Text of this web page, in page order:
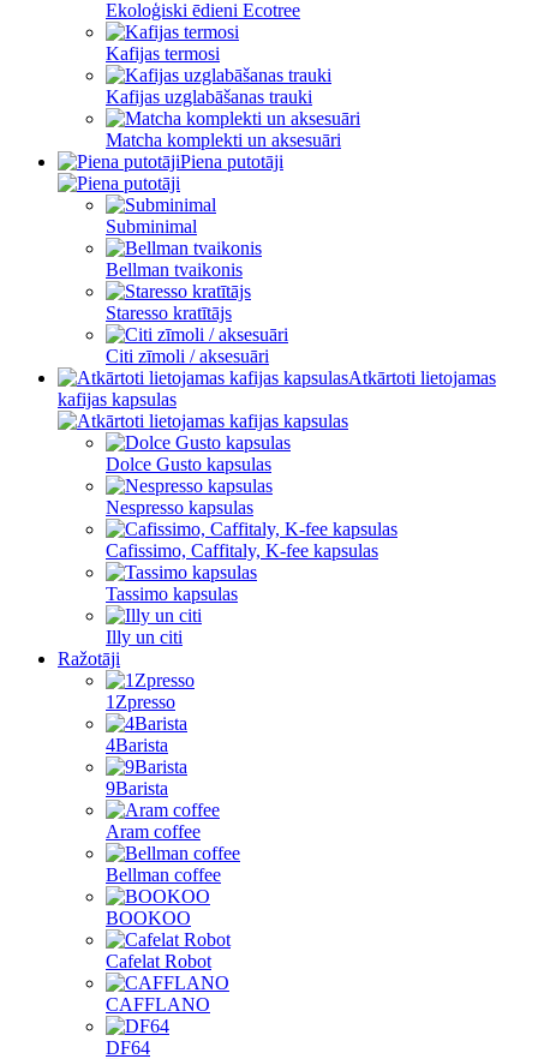
Ekoloģiski ēdieni Ecotree
Kafijas termosi
Kafijas uzglabāšanas trauki
Matcha komplekti un aksesuāri
Piena putotāji
Subminimal
Bellman tvaikonis
Staresso kratītājs
Citi zīmoli / aksesuāri
Atkārtoti lietojamas
kafijas kapsulas
Dolce Gusto kapsulas
Nespresso kapsulas
Cafissimo, Caffitaly, K-fee kapsulas
Tassimo kapsulas
Illy un citi
Ražotāji
1Zpresso
4Barista
9Barista
Aram coffee
Bellman coffee
BOOKOO
Cafelat Robot
CAFFLANO
DF64